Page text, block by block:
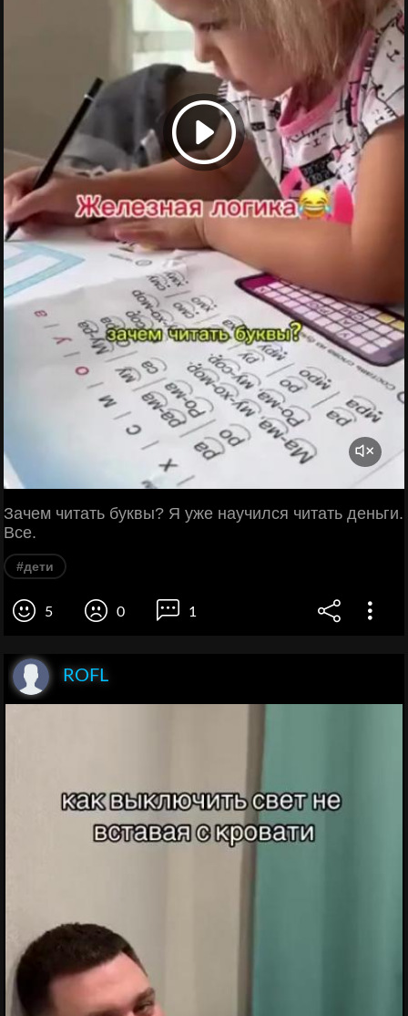
Зачем читать буквы? Я уже научился читать деньги.
Все.
#дети
5 0 1
ROFL